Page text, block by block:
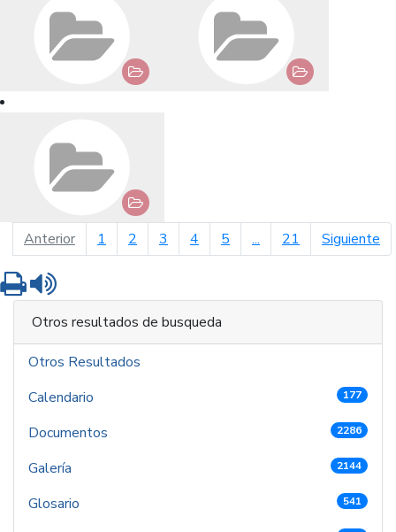
Anteriorpágina anterior
1 2 3 4 5 ... 21 Siguiente
Imprimir
Otros resultados de busqueda
Otros Resultados
Calendario
177
Documentos 2286
Galería 2144
Glosario 541